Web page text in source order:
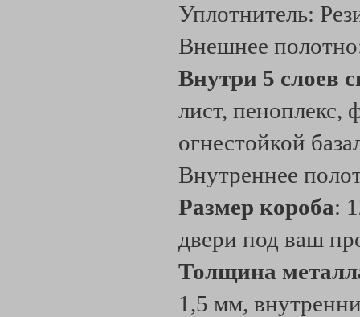
Уплотнитель:
Внешнее
Внутри 5 слоев
лист, пеноплекс,
огнестойкой
Внутреннее
Размер короба:
двери под ваш
Толщина
1,5 мм,